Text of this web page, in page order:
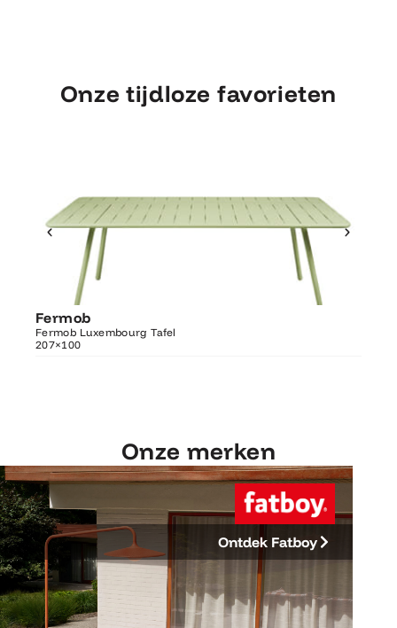
Onze tijdloze favorieten
Fermob
Fermob Luxembourg Tafel
207×100Luxembourg Tafel 207×100
Onze merken
Ontdek Fatboy